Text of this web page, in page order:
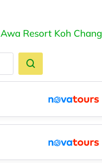
Awa Resort Koh Chang